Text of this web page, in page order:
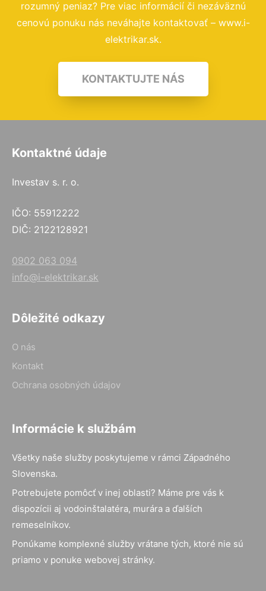
rozumný peniaz? Pre viac informácií či nezáväznú
cenovú ponuku nás neváhajte kontaktovať – www.i-
elektrikar.sk.
KONTAKTUJTE NÁS
Kontaktné údaje
Investav s. r. o.
IČO: 55912222
DIČ: 2122128921
0902 063 094
info@i-elektrikar.sk
Dôležité odkazy
O nás
Kontakt
Ochrana osobných údajov
Informácie k službám
Všetky naše služby poskytujeme v rámci Západného
Slovenska.
Potrebujete pomôcť v inej oblasti? Máme pre vás k
dispozícii aj vodoinštalatéra, murára a ďalších
remeselníkov.
Ponúkame komplexné služby vrátane tých, ktoré nie sú
priamo v ponuke webovej stránky.